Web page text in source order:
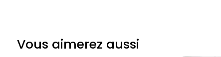
Vous aimerez aussi